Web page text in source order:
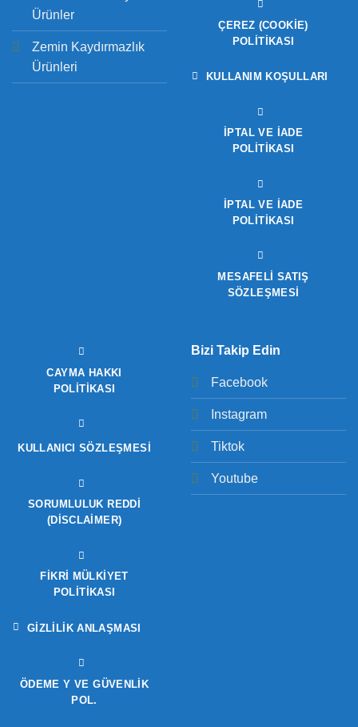
Ürünler
Zemin Kaydırmazlık
Ürünleri
ÇEREZ (COOKIE)
POLITIKASI
KULLANIM KOŞULLARI
İPTAL VE İADE
POLITIKASI
İPTAL VE İADE
POLITIKASI
MESAFELİ SATIŞ
SÖZLEŞMESİ
CAYMA HAKKI
POLITIKASI
KULLANICI SÖZLEŞMESI
SORUMLULUK REDDI
(DISCLAIMER)
FIKRI MÜLKIYET
POLITIKASI
GIZLILIK ANLAŞMASI
ÖDEME Y VE GÜVENLIK
POL.
Bizi Takip Edin
Facebook
Instagram
Tiktok
Youtube